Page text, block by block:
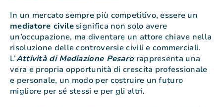
In un mercato sempre più competitivo, essere un
mediatore civilesignifica non solo avere
un’occupazione, ma diventare un attore chiave nella
risoluzione delle controversie civili e commerciali.
L’Attività di Mediazione Pesaro rappresenta una
vera e propria opportunità di crescita professionale
e personale, un modo per costruire un futuro
migliore per sé stessi e per gli altri.